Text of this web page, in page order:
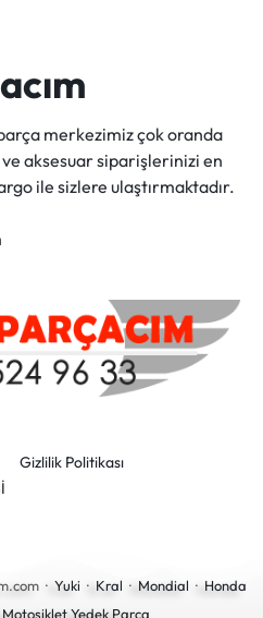
merkezimiz çok oranda
aksesuar siparişlerinizi en
ile sizlere ulaştırmaktadır.
Gizlilik Politikası
· Yuki · Kral · Mondial · Honda
Motosiklet Yedek Parça